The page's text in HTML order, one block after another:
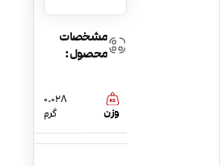
مشخصات
محصول:
وزن
0.028
گرم